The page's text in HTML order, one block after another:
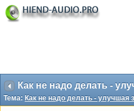
Тема: Как не надо делать - улучшая